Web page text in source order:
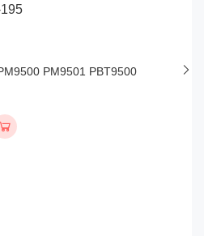
PM9501 PBT9500